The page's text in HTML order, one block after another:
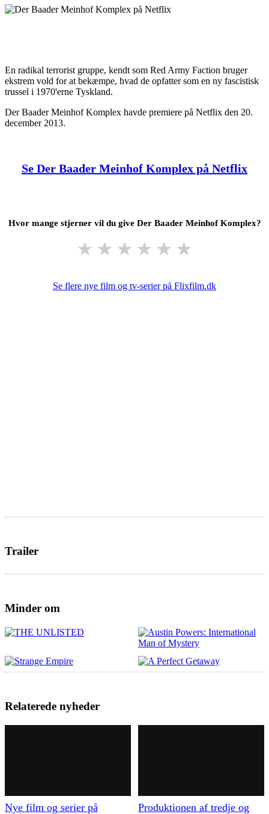
En radikal terrorist gruppe, kendt som Red Army Faction bruger
ekstrem vold for at bekæmpe, hvad de opfatter som en ny fascistisk
trussel i 1970'erne Tyskland.
Der Baader Meinhof Komplex havde premiere på Netflix den 20.
december 2013.
Se Der Baader Meinhof Komplex på Netflix
Hvor mange stjerner vil du give Der Baader Meinhof Komplex?
★ ★ ★ ★ ★ ★
Se flere nye film og tv-serier på Flixfilm.dk
Trailer
Minder om
Relaterede nyheder
Nye film og serier på
Produktionen af tredje og